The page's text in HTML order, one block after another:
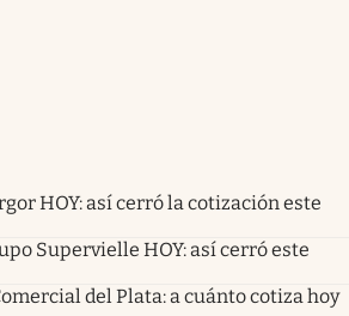
HOY: así cerró la cotización este
Supervielle HOY: así cerró este
del Plata: a cuánto cotiza hoy